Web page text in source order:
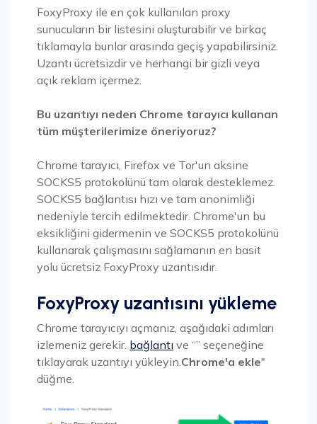
FoxyProxy ile en çok kullanılan proxy
sunucuların bir listesini oluşturabilir ve birkaç
tıklamayla bunlar arasında geçiş yapabilirsiniz.
Uzantı ücretsizdir ve herhangi bir gizli veya
açık reklam içermez.
Bu uzantıyı neden Chrome tarayıcı kullanan
tüm müşterilerimize öneriyoruz?
Chrome tarayıcı, Firefox ve Tor'un aksine
SOCKS5 protokolünü tam olarak desteklemez.
SOCKS5 bağlantısı hızı ve tam anonimliği
nedeniyle tercih edilmektedir. Chrome'un bu
eksikliğini gidermenin ve SOCKS5 protokolünü
kullanarak çalışmasını sağlamanın en basit
yolu ücretsiz FoxyProxy uzantısıdır.
FoxyProxy uzantısını yükleme
Chrome tarayıcıyı açmanız, aşağıdaki adımları
izlemeniz gerekir. bağlantı ve “” seçeneğine
tıklayarak uzantıyı yükleyin. Chrome'a ekle"
düğme.